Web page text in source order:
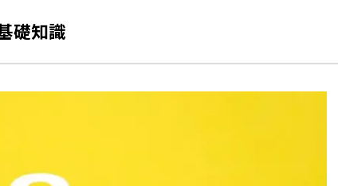
礎知識